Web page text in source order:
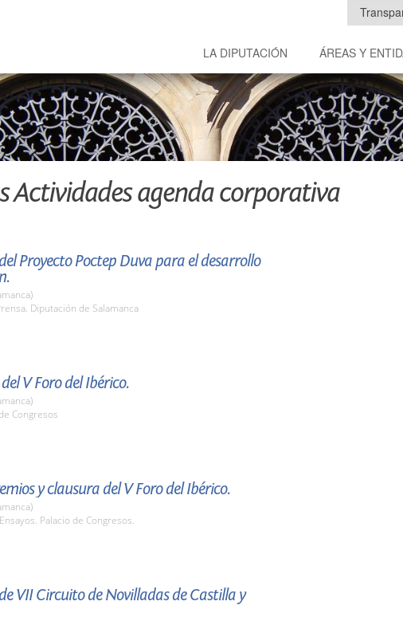
LA DIPUTACIÓN ÁREAS Y
Actividades agenda corporativa
Proyecto Poctep Duva para el desarrollo
Diputación de Salamanca
V Foro del Ibérico.
Congresos
y clausura del V Foro del Ibérico.
Palacio de Congresos.
VII Circuito de Novilladas de Castilla y